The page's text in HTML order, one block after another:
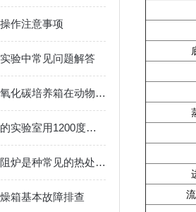
作注意事项
验中常见问题解答
上海锦玟：二氧化碳培养箱在动物细胞培养中的应用
如何选购适合的实验室用1200度箱式马弗炉？
可程式箱式电阻炉是种常见的热处理设备
箱基本故障排查